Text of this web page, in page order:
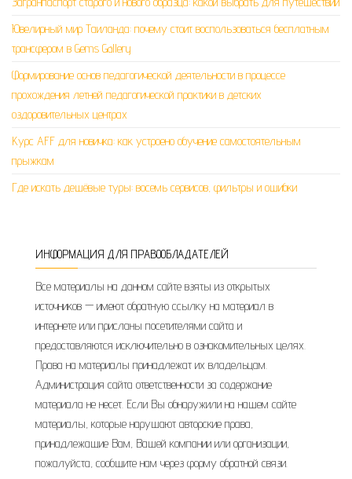
Ювелирный мир Таиланда: почему стоит воспользоваться бесплатным
трансфером в Gems Gallery
Формирование основ педагогической деятельности в процессе
прохождения летней педагогической практики в детских
оздоровительных центрах
Курс AFF для новичка: как устроено обучение самостоятельным
прыжкам
Где искать дешёвые туры: восемь сервисов, фильтры и ошибки
ИНФОРМАЦИЯ ДЛЯ ПРАВООБЛАДАТЕЛЕЙ
Все материалы на данном сайте взяты из открытых
источников — имеют обратную ссылку на материал в
интернете или присланы посетителями сайта и
предоставляются исключительно в ознакомительных целях.
Права на материалы принадлежат их владельцам.
Администрация сайта ответственности за содержание
материала не несет. Если Вы обнаружили на нашем сайте
материалы, которые нарушают авторские права,
принадлежащие Вам, Вашей компании или организации,
пожалуйста, сообщите нам через форму обратной связи.